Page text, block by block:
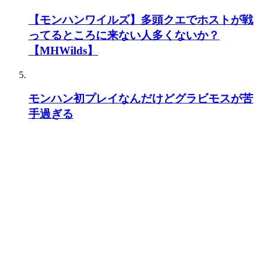
【モンハンワイルズ】多頭クエでホストが戦
ってるところに来ない人多くないか？
【MHWilds】
モンハン初プレイなんだけどグラビモスが苦
手過ぎる